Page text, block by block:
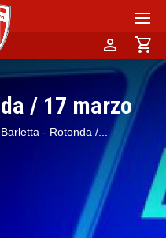
person shopping_cart
/ 17 marzo
Barletta - Rotonda /...